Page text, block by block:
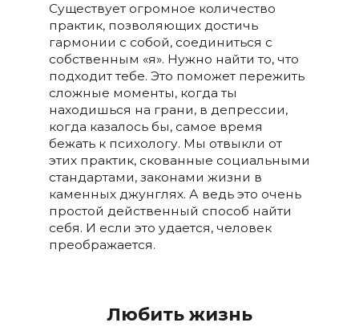
Существует огромное количество
практик, позволяющих достичь
гармонии с собой, соединиться с
собственным «я». Нужно найти то, что
подходит тебе. Это поможет пережить
сложные моменты, когда ты
находишься на грани, в депрессии,
когда казалось бы, самое время
бежать к психологу. Мы отвыкли от
этих практик, скованные социальными
стандартами, законами жизни в
каменных джунглях. А ведь это очень
простой действенный способ найти
себя. И если это удается, человек
преображается.
Любить жизнь